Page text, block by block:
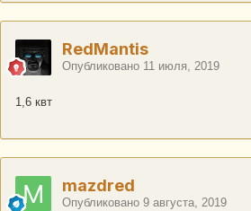
RedMantis
Опубликовано 11 июля, 2019
1,6 квт
mazdred
Опубликовано 9 августа, 2019